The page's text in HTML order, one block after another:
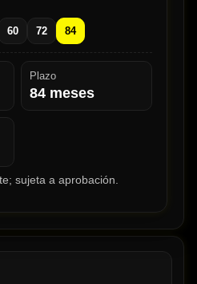
60 72 84
Plazo
84 meses
sujeta a aprobación.